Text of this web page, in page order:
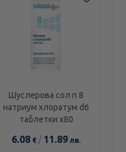
Шуслерова сол n 8
натриум хлоратум d6
таблетки х80
6.08 € / 11.89 лв.